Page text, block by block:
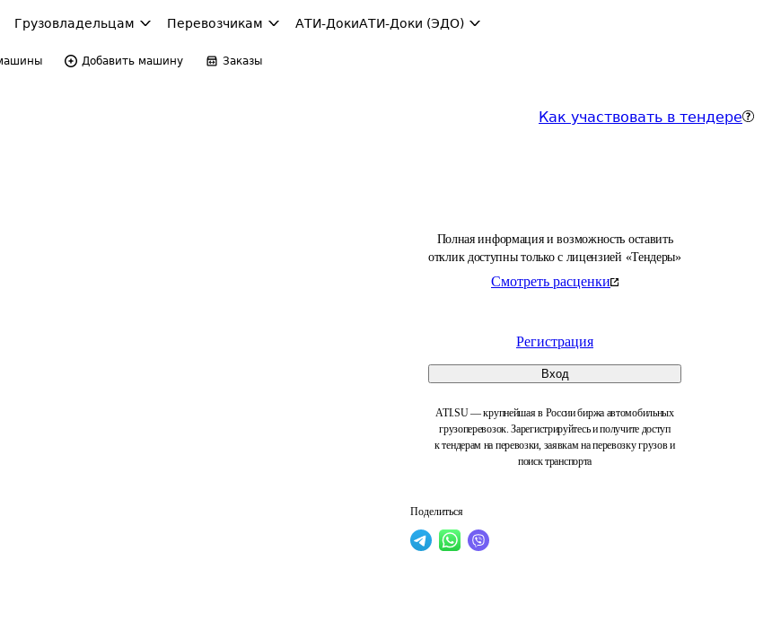
Грузовладельцам Перевозчикам АТИ-ДокиАТИ-Доки (ЭДО)
Добавить машину Заказы
Как участвовать в тендере
Полная информация и возможность оставить
отклик доступны только с лицензией «Тендеры»
Смотреть расценки
Регистрация
Вход
ATI.SU — крупнейшая в России биржа автомобильных
грузоперевозок. Зарегистрируйтесь и получите доступ
к тендерам на перевозки, заявкам на перевозку грузов и
поиск транспорта
Поделиться